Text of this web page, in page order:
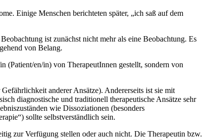
Einige Menschen berichteten später, „ich saß auf dem
ist zunächst nicht mehr als eine Beobachtung. Es
von Belang.
(Patient/en/in) von TherapeutInnen gestellt, sondern von
anderer Ansätze). Andererseits ist sie mit
diagnostische und traditionell therapeutische Ansätze sehr
wie Dissoziationen (besonders
sollte selbstverständlich sein.
zur Verfügung stellen oder auch nicht. Die Therapeutin bzw.